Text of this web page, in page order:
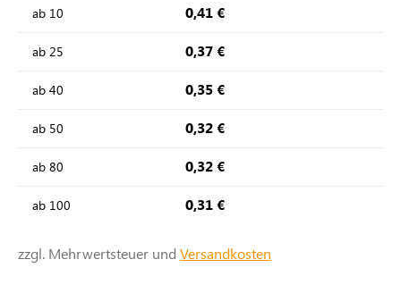
ab 10 0,41 €
ab 25 0,37 €
ab 40 0,35 €
ab 50 0,32 €
ab 80 0,32 €
ab 100 0,31 €
zzgl. Mehrwertsteuer und Versandkosten